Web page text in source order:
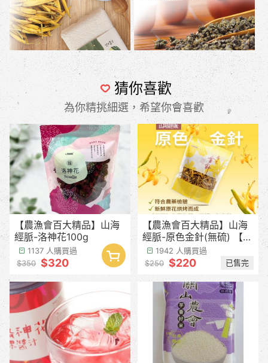
猜你喜歡
為你精挑細選，希望你會喜歡
【農漁會百大精品】山海
經脈-洛神花100g
1137 人購買過
$350 $320
【農漁會百大精品】山海
經脈-原色金針(無硫) 【產
季預計8月中下旬】
1942 人購買過
$250 $220 已售完